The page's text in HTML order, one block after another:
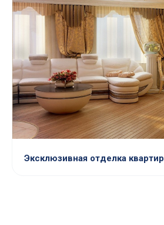
Эксклюзивная отделка квартир